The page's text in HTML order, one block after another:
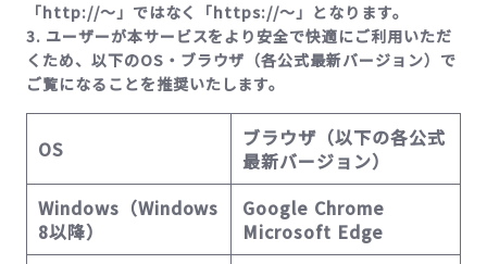
「http://～」ではなく「https://～」となります。
3. ユーザーが本サービスをより安全で快適にご利用いただ
くため、以下のOS・ブラウザ（各公式最新バージョン）で
ご覧になることを推奨いたします。
OS
ブラウザ（以下の各公式
最新バージョン）
Windows（Windows
8以降）
Google Chrome
Microsoft Edge